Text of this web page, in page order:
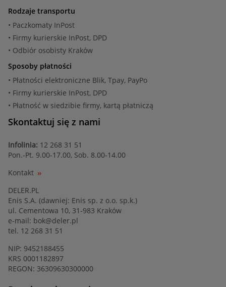
Rodzaje transportu
• Paczkomaty InPost
• Firmy kurierskie InPost, DPD
• Odbiór osobisty Kraków
Sposoby płatności
• Płatności elektroniczne Blik, Tpay, PayPo
• Firmy kurierskie InPost, DPD
• Płatność w siedzibie firmy, kartą płatniczą
Skontaktuj się z nami
Infolinia: 12 268 31 51
Pon.-Pt. 9.00-17.00, Sob. 8.00-14.00
Kontakt
DELER.PL
Enis S.A. (dawniej: Enis sp. z o.o. sp.k.)
ul. Cementowa 10, 31-983 Kraków
e-mail: bok@deler.pl
tel. 12 268 31 51
NIP: 9452188455
KRS 0001182897
REGON: 36309630300000